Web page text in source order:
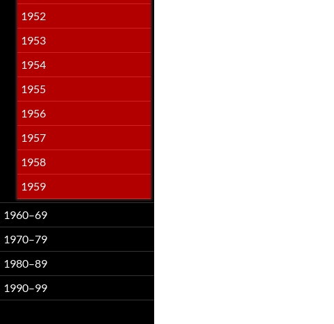
1952
1953
1954
1955
1956
1957
1958
1959
1960–69
1970–79
1980–89
1990–99